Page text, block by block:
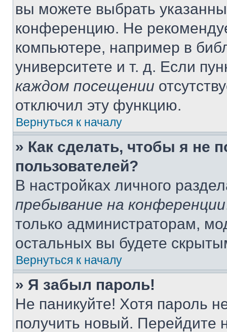
вы можете выбрать
конференцию. Не
компьютере, например в
университете и т. д. Если
каждом посещении
отключил эту функцию.
Вернуться к началу
» Как сделать, чтобы я не
пользователей?
В настройках личного
пребывание на конференции
только администраторам,
остальных вы будете
Вернуться к началу
» Я забыл пароль!
Не паникуйте! Хотя пароль
получить новый. Перейдите